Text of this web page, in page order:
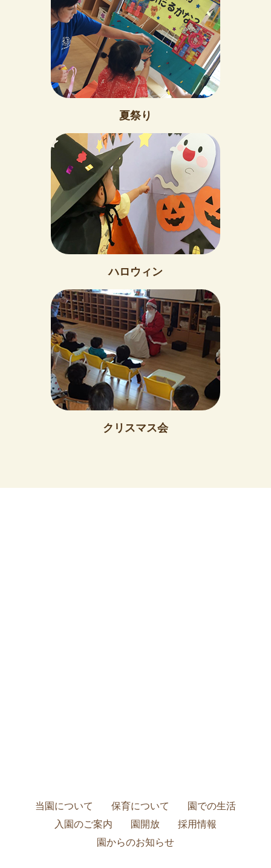
夏祭り
ハロウィン
クリスマス会
当園について 保育について
園での生活
入園のご案内
園開放
採用情報
園からのお知らせ